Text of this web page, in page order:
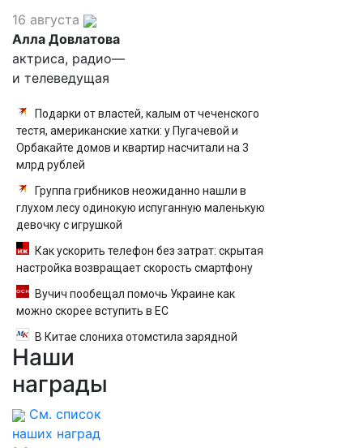
16 августа
Алла Довлатова
актриса, радио—
и телеведущая
Подарки от властей, калым от чеченского
тестя, американские хатки: у Пугачевой и
Орбакайте домов и квартир насчитали на 3
млрд рублей
Группа грибников неожиданно нашли в
глухом лесу одинокую испуганную маленькую
девочку с игрушкой
Как ускорить телефон без затрат: скрытая
настройка возвращает скорость смартфону
Вучич пообещал помочь Украине как
можно скорее вступить в ЕС
В Китае слониха отомстила зарядной
станции за испуганного детеныша
Наши
награды
См. список
наших наград